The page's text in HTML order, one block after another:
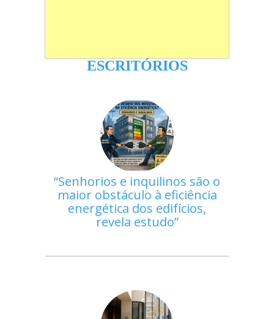
ESCRITÓRIOS
Senhorios e inquilinos são o
maior obstáculo à eficiência
energética dos edifícios,
revela estudo